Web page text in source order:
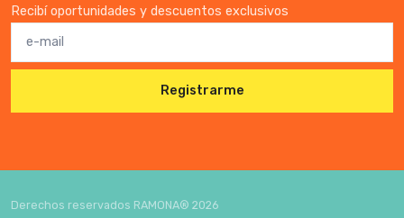
Recibí oportunidades y descuentos exclusivos
Registrarme
Derechos reservados RAMONA® 2026